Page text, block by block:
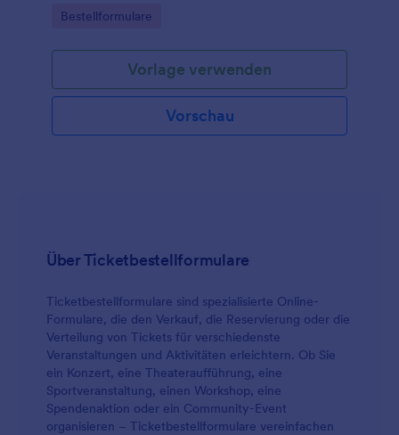
jede Formularantwort übersichtlich für die weitere
Go to Category:
Bestellformulare
Vorlage verwenden
Vorschau
Über Ticketbestellformulare
Ticketbestellformulare sind spezialisierte Online-
Formulare, die den Verkauf, die Reservierung oder die
Verteilung von Tickets für verschiedenste
Veranstaltungen und Aktivitäten erleichtern. Ob Sie
ein Konzert, eine Theateraufführung, eine
Sportveranstaltung, einen Workshop, eine
Spendenaktion oder ein Community-Event
organisieren – Ticketbestellformulare vereinfachen